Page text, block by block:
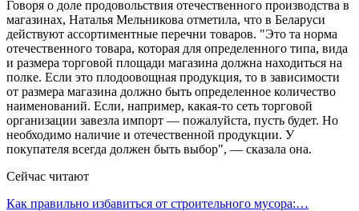
Говоря о доле продовольствия отечественного производства в
магазинах, Наталья Мельникова отметила, что в Беларуси
действуют ассортиментные перечни товаров. "Это та норма
отечественного товара, которая для определенного типа, вида
и размера торговой площади магазина должна находиться на
полке. Если это плодоовощная продукция, то в зависимости
от размера магазина должно быть определенное количество
наименований. Если, например, какая-то сеть торговой
организации завезла импорт — пожалуйста, пусть будет. Но
необходимо наличие и отечественной продукции. У
покупателя всегда должен быть выбор", — сказала она.
Сейчас читают
Как правильно избавиться от строительного мусора:…